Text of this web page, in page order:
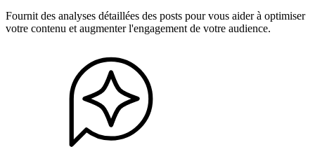
Fournit des analyses détaillées des posts pour vous aider à optimiser
votre contenu et augmenter l'engagement de votre audience.